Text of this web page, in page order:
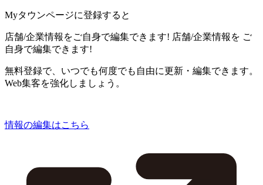
Myタウンページに登録すると
店舗/企業情報をご自身で編集できます! 店舗/企業情報を ご
自身で編集できます!
無料登録で、いつでも何度でも自由に更新・編集できます。
Web集客を強化しましょう。
情報の編集はこちら